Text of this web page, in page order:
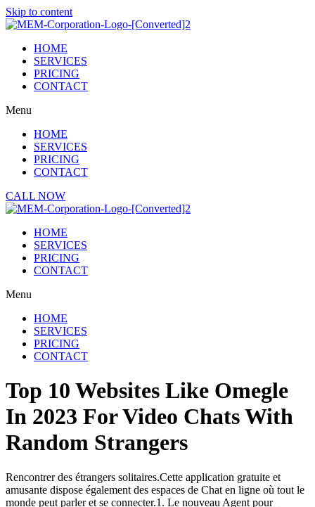
Skip to content
HOME
SERVICES
PRICING
CONTACT
Menu
HOME
SERVICES
PRICING
CONTACT
CALL NOW
HOME
SERVICES
PRICING
CONTACT
Menu
HOME
SERVICES
PRICING
CONTACT
Top 10 Websites Like Omegle
In 2023 For Video Chats With
Random Strangers
Rencontrer des étrangers solitaires.Cette application gratuite et
amusante dispose également des espaces de Chat en ligne où tout le
monde peut parler et se connecter.1. Le nouveau Agent pour